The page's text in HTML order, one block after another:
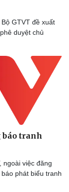
GTVT đề xuất
duyệt chủ
báo tranh
ngoài việc đăng
phát biểu tranh